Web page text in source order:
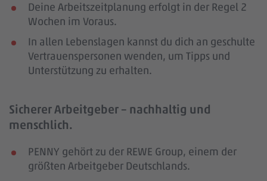
Deine Arbeitszeitplanung erfolgt in der Regel 2
Wochen im Voraus.
In allen Lebenslagen kannst du dich an geschulte
Vertrauenspersonen wenden, um Tipps und
Unterstützung zu erhalten.
Sicherer Arbeitgeber – nachhaltig und
menschlich.
PENNY gehört zu der REWE Group, einem der
größten Arbeitgeber Deutschlands.